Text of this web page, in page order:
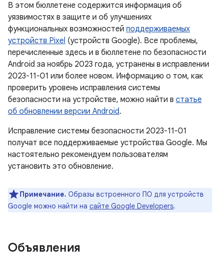
В этом бюллетене содержится информация об
уязвимостях в защите и об улучшениях
функциональных возможностей поддерживаемых
устройств Pixel (устройств Google). Все проблемы,
перечисленные здесь и в бюллетене по безопасности
Android за ноябрь 2023 года, устранены в исправлении
2023-11-01 или более новом. Информацию о том, как
проверить уровень исправления системы
безопасности на устройстве, можно найти в статье
об обновлении версии Android.
Исправление системы безопасности 2023-11-01
получат все поддерживаемые устройства Google. Мы
настоятельно рекомендуем пользователям
установить это обновление.
Примечание. Образы встроенного ПО для устройств
Google можно найти на сайте Google Developers.
Объявления